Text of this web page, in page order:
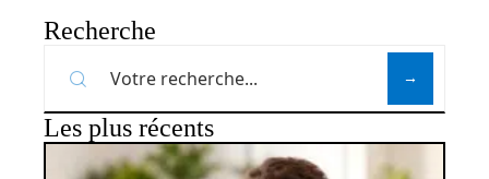
Recherche
Les plus récents